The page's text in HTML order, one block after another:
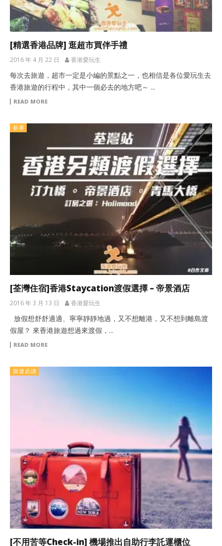
[精選香港品牌] 逛超市買伴手禮
2016 年 4 月 22 日 香港愛玩生
每次去旅遊，超市一定是小編的景點之一，也相信是各位愛玩生去
香港旅遊的行程中，其中一個必去的地方吧～ ...
READ MORE
新界
[荃灣住宿]香港Staycation渡假選擇 – 帝景酒店
2016 年 3 月 13 日 香港愛玩生
放假想舒舒適適、寧寧靜靜地過，又不想離港，又不想到離島渡
假屋？ 來香港旅遊想過來渡假，...
READ MORE
旅遊必讀
[不用苦等Check-in] 機場推出自助行李託運櫃位